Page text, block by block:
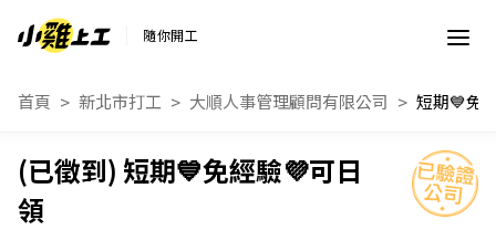
隨你開工
首頁 新北市打工 大順人事管理顧問有限公司 短期💙免
短期💙免經驗💜可日
領